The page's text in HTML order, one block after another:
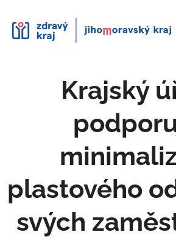
Krajský
plastového
svých